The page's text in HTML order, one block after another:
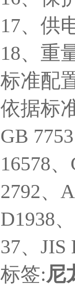
17、供
18、重
标准配
依据标
GB
16578
2792、
D1938
37、JIS
标签:尼